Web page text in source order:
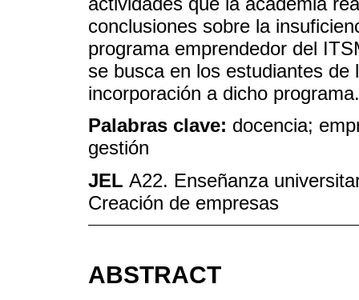
conclusiones sobre la
programa emprendedor del
se busca en los estudiantes
incorporación a dicho programa.
Palabras clave: docencia;
gestión
JEL A22. Enseñanza
Creación de empresas
ABSTRACT